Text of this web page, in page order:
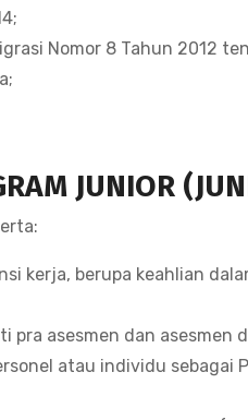
Nomor 8 Tahun 2012
JUNIOR
kerja, berupa keahlian
pra asesmen dan asesmen
atau individu sebagai